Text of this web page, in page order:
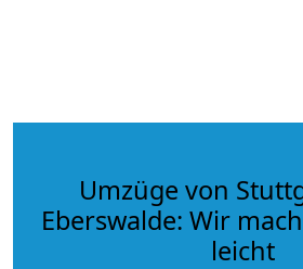
Umzüge von
Eberswalde: Wir
leicht